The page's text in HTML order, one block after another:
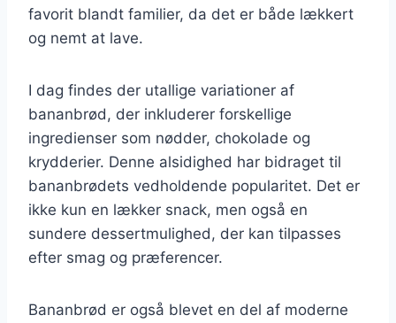
favorit blandt familier, da det er både lækkert
og nemt at lave.
I dag findes der utallige variationer af
bananbrød, der inkluderer forskellige
ingredienser som nødder, chokolade og
krydderier. Denne alsidighed har bidraget til
bananbrødets vedholdende popularitet. Det er
ikke kun en lækker snack, men også en
sundere dessertmulighed, der kan tilpasses
efter smag og præferencer.
Bananbrød er også blevet en del af moderne